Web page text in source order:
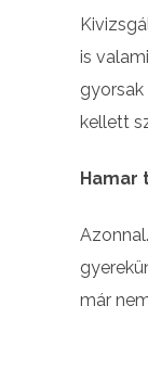
is
kellett
Hamar
már